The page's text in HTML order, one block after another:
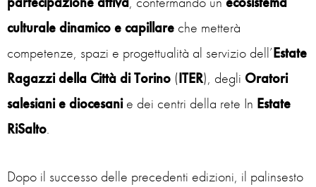
culturale dinamico e capillare che metterà
competenze, spazi e progettualità al servizio dell’Estate
Ragazzi della Città di Torino (ITER), degli Oratori
salesianie diocesanie dei centri della rete In Estate
RiSalto.
Dopo il successo delle precedenti edizioni, il palinsesto